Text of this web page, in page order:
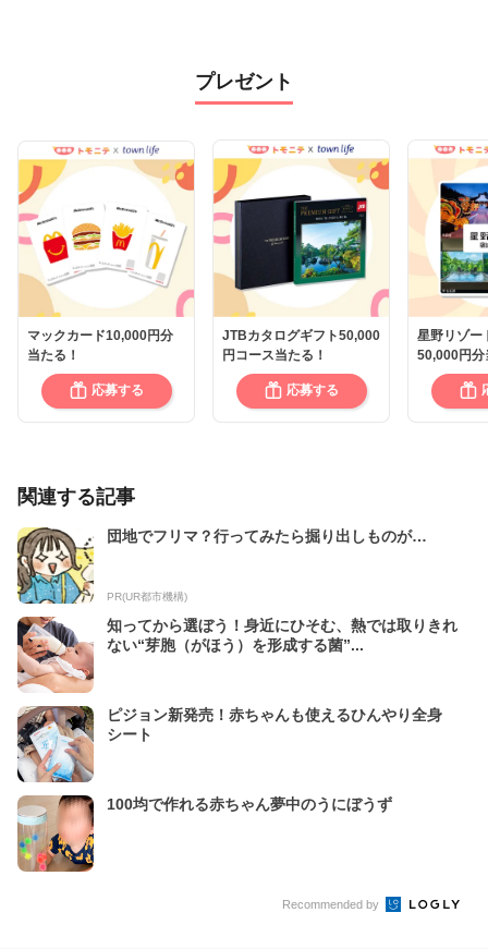
プレゼント
マックカード10,000円分
当たる！
応募する
JTBカタログギフト50,000
円コース当たる！
応募する
星野リゾー
50,000円分
関連する記事
団地でフリマ？行ってみたら掘り出しものが…
PR(UR都市機構)
知ってから選ぼう！身近にひそむ、熱では取りきれ
ない“芽胞（がほう）を形成する菌”...
ピジョン新発売！赤ちゃんも使えるひんやり全身
シート
100均で作れる赤ちゃん夢中のうにぼうず
Recommended by